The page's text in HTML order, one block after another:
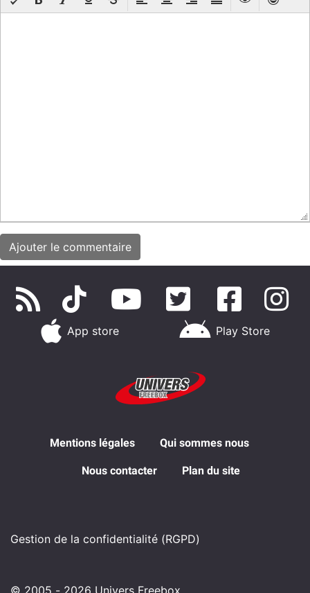
App store Play Store
Mentions légales Qui sommes nous
Nous contacter Plan du site
Gestion de la confidentialité (RGPD)